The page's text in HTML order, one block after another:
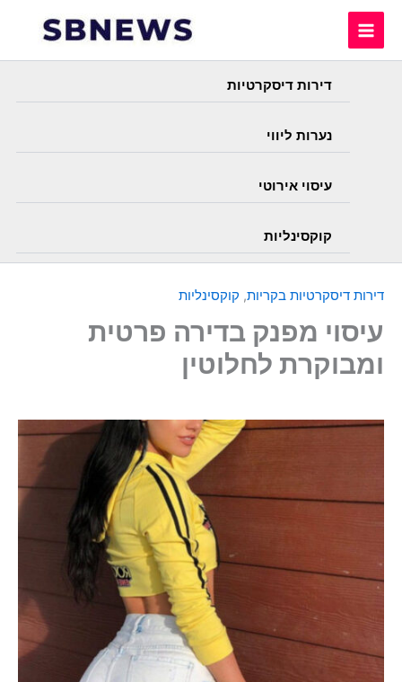
דירות דיסקרטיות
נערות ליווי
עיסוי אירוטי
קוקסינליות
דירות דיסקרטיות בקריות, קוקסינליות
עיסוי מפנק בדירה פרטית
ומבוקרת לחלוטין